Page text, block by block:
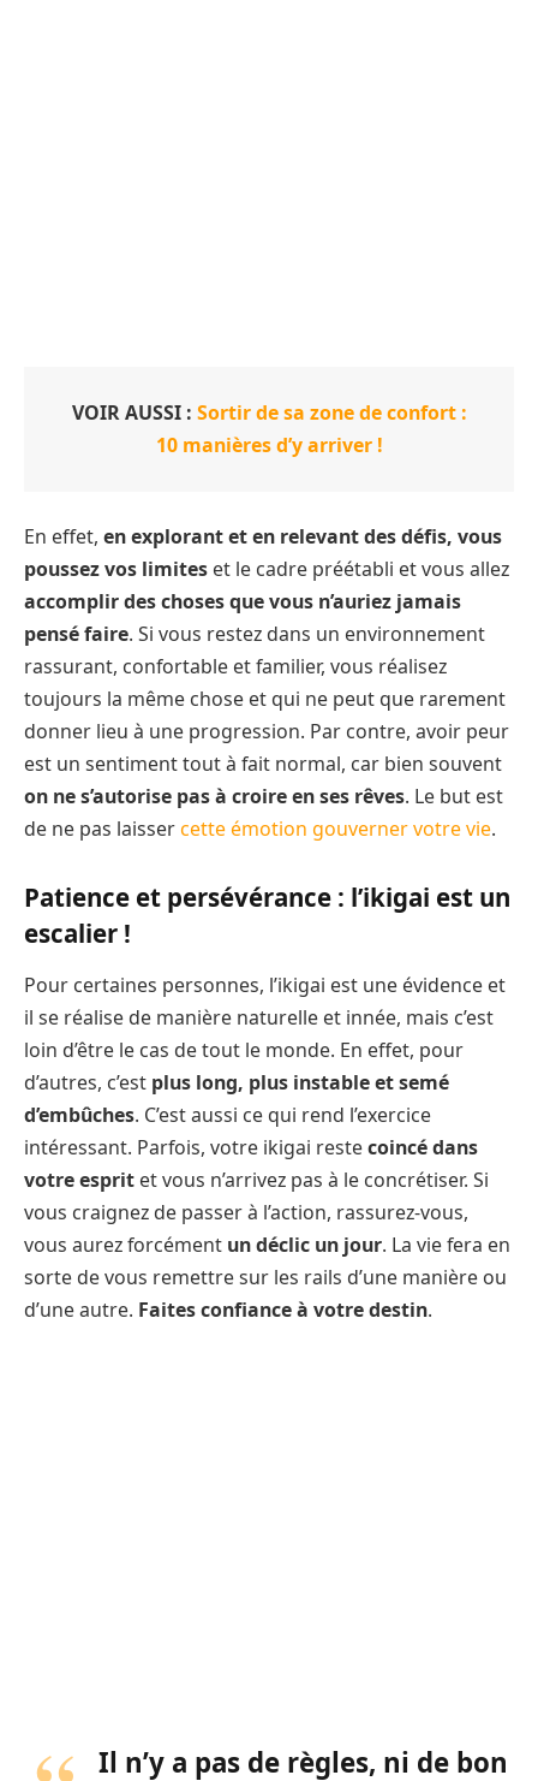
VOIR AUSSI : Sortir de sa zone de confort :
10 manières d’y arriver !
En effet, en explorant et en relevant des défis, vous
poussez vos limites et le cadre préétabli et vous allez
accomplir des choses que vous n’auriez jamais
pensé faire. Si vous restez dans un environnement
rassurant, confortable et familier, vous réalisez
toujours la même chose et qui ne peut que rarement
donner lieu à une progression. Par contre, avoir peur
est un sentiment tout à fait normal, car bien souvent
on ne s’autorise pas à croire en ses rêves. Le but est
de ne pas laissercette émotion gouverner votre vie.
Patience et persévérance : l’ikigai est un
escalier !
Pour certaines personnes, l’ikigai est une évidence et
il se réalise de manière naturelle et innée, mais c’est
loin d’être le cas de tout le monde. En effet, pour
d’autres, c’est plus long, plus instable et semé
d’embûches. C’est aussi ce qui rend l’exercice
intéressant. Parfois, votre ikigai restecoincé dans
votre esprit et vous n’arrivez pas à le concrétiser. Si
vous craignez de passer à l’action, rassurez-vous,
vous aurez forcément un déclic un jour. La vie fera en
sorte de vous remettre sur les rails d’une manière ou
d’une autre. Faites confiance à votre destin.
Il n’y a pas de règles, ni de bon